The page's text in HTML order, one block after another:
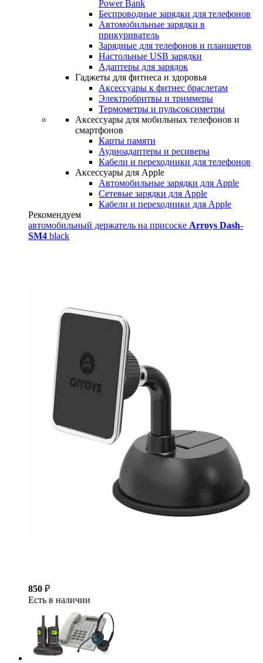
Power Bank
Беспроводные зарядки для телефонов
Автомобильные зарядки в
прикуриватель
Зарядные для телефонов и планшетов
Настольные USB зарядки
Адаптеры для зарядок
Гаджеты для фитнеса и здоровья
Аксессуары к фитнес браслетам
Электробритвы и триммеры
Термометры и пульсоксиметры
Аксессуары для мобильных телефонов и
смартфонов
Карты памяти
Аудиоадаптеры и ресиверы
Кабели и переходники для телефонов
Аксессуары для Apple
Автомобильные зарядки для Apple
Сетевые зарядки для Apple
Кабели и переходники для Apple
Рекомендуем
автомобильный держатель на присоске Arroys Dash-
SM4 black
850 ₽
Есть в наличии